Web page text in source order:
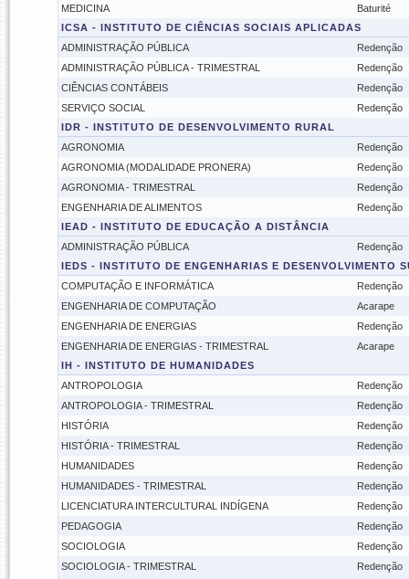
MEDICINA
Baturité
ICSA - INSTITUTO DE CIÊNCIAS SOCIAIS APLICADAS
ADMINISTRAÇÃO PÚBLICA
Redenção
ADMINISTRAÇÃO PÚBLICA - TRIMESTRAL
Redenção
CIÊNCIAS CONTÁBEIS
Redenção
SERVIÇO SOCIAL
Redenção
IDR - INSTITUTO DE DESENVOLVIMENTO RURAL
AGRONOMIA
Redenção
AGRONOMIA (MODALIDADE PRONERA)
Redenção
AGRONOMIA - TRIMESTRAL
Redenção
ENGENHARIA DE ALIMENTOS
Redenção
IEAD - INSTITUTO DE EDUCAÇÃO A DISTÂNCIA
ADMINISTRAÇÃO PÚBLICA
Redenção
IEDS - INSTITUTO DE ENGENHARIAS E DESENVOLVIMENTO
COMPUTAÇÃO E INFORMÁTICA
Redenção
ENGENHARIA DE COMPUTAÇÃO
Acarape
ENGENHARIA DE ENERGIAS
Redenção
ENGENHARIA DE ENERGIAS - TRIMESTRAL
Acarape
IH - INSTITUTO DE HUMANIDADES
ANTROPOLOGIA
Redenção
ANTROPOLOGIA - TRIMESTRAL
Redenção
HISTÓRIA
Redenção
HISTÓRIA - TRIMESTRAL
Redenção
HUMANIDADES
Redenção
HUMANIDADES - TRIMESTRAL
Redenção
LICENCIATURA INTERCULTURAL INDÍGENA
Redenção
PEDAGOGIA
Redenção
SOCIOLOGIA
Redenção
SOCIOLOGIA - TRIMESTRAL
Redenção